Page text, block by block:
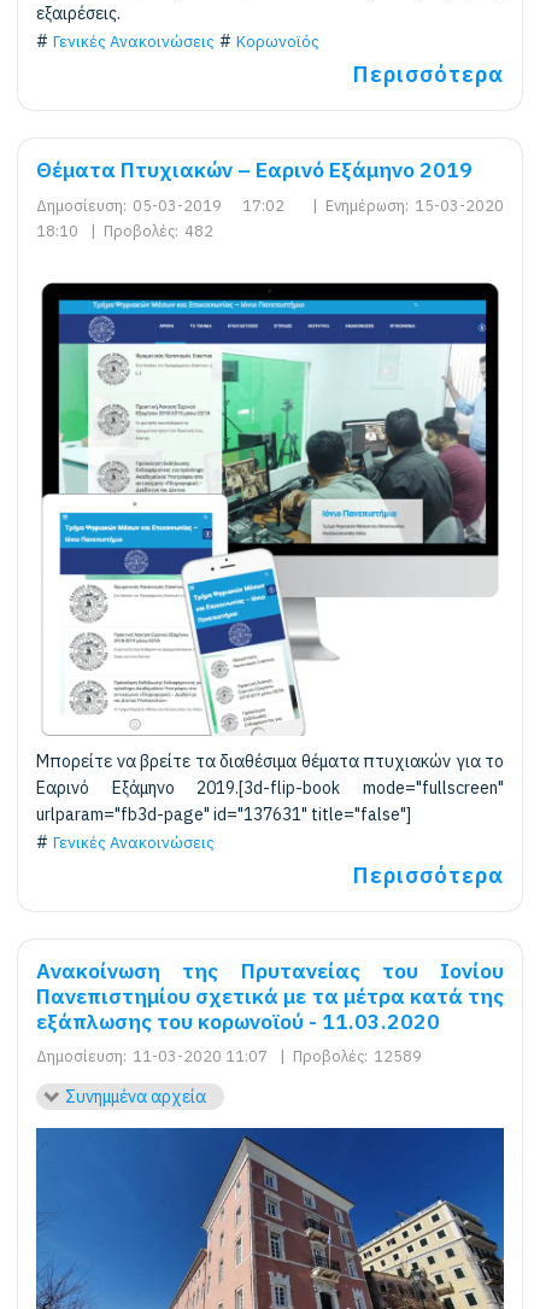
εξαιρέσεις.
Γενικές Ανακοινώσεις
Κορωνοϊός
Περισσότερα
Θέματα Πτυχιακών – Εαρινό Εξάμηνο 2019
Δημοσίευση: 05-03-2019 17:02 | Ενημέρωση: 15-03-2020
18:10
| Προβολές: 482
Μπορείτε να βρείτε τα διαθέσιμα θέματα πτυχιακών για το
Εαρινό Εξάμηνο 2019.[3d-flip-book mode="fullscreen"
urlparam="fb3d-page" id="137631" title="false"]
Γενικές Ανακοινώσεις
Περισσότερα
Ανακοίνωση της Πρυτανείας του Ιονίου
Πανεπιστημίου σχετικά με τα μέτρα κατά της
εξάπλωσης του κορωνοϊού - 11.03.2020
Δημοσίευση: 11-03-2020 11:07 | Προβολές: 12589
Συνημμένα αρχεία